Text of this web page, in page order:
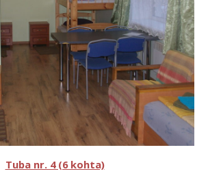
Tuba nr. 4 (6 kohta)